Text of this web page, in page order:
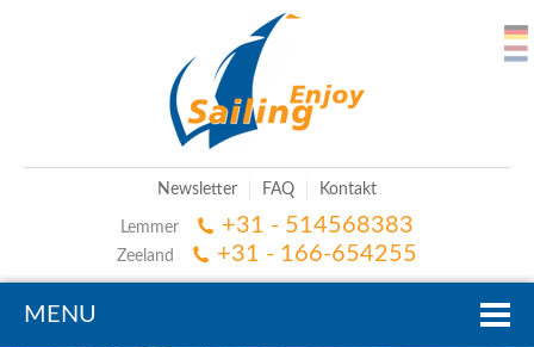
Newsletter FAQ Kontakt
Lemmer +31 - 514568383
Zeeland +31 - 166-654255
MENU